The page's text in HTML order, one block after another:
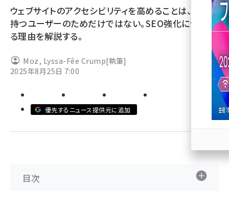
note (2315)
セミナー (2308)
z世代 (1623)
meo (1277)
ウェブサイトのアクセシビリティを高めることは、障害を
持つユーザーのためだけではない。SEO強化につなが
る理由を解説する。
Moz , Lyssa-Fêe Crump[執筆]
2025年8月25日 7:00
優先するニュース提供元に追加
目次